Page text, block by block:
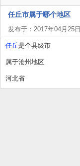
任丘市属于哪个地区
发布于：2017年04月25日
任丘是个县级市
属于沧州地区
河北省